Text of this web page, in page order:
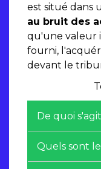
est situé dans
au bruit des
qu'une valeur
fourni,
devant le
De quoi
Quels sont